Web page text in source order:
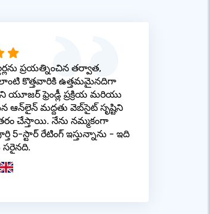
ప్రయత్నించిన తర్వాత,
కొత్తవారికి ఉత్తమమైనదిగా
యూజర్ ఫ్రెండ్లీ ప్రక్రియ మరియు
మద్దతు వెబ్‌సైట్ సృష్టిని
చేస్తాయి. నేను నమ్మకంగా
5-స్టార్ రేటింగ్ ఇస్తున్నాను - ఇది
సరైనది.